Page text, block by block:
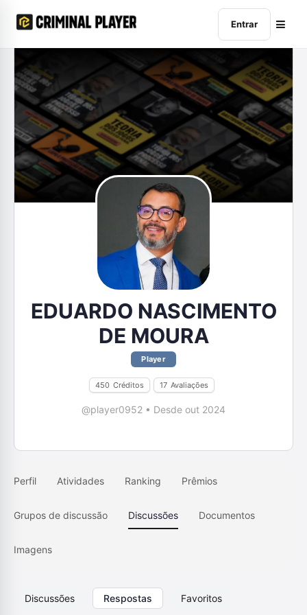
Entrar
EDUARDO NASCIMENTO
DE MOURA
Player
450 Créditos 17 Avaliações
@player0952 • Desde out 2024
Perfil Atividades Ranking Prêmios
Grupos de discussão Discussões Documentos
Imagens
Discussões Respostas Favoritos